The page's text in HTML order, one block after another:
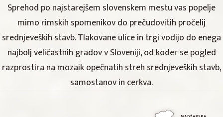
Sprehod po najstarejšem slovenskem mestu vas popelje
mimo rimskih spomenikov do prečudovitih pročelij
srednjeveških stavb. Tlakovane ulice in trgi vodijo do enega
najbolj veličastnih gradov v Sloveniji, od koder se pogled
razprostira na mozaik opečnatih streh srednjeveških stavb,
samostanov in cerkva.